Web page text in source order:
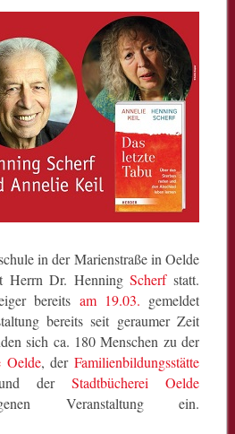
in der Marienstraße in Oelde
Herrn Dr. HenningScherfstatt.
bereitsam 19.03. gemeldet
bereits seit geraumer Zeit
sich ca. 180 Menschen zu der
Oelde, derFamilienbildungsstätte
derStadtbücherei Oelde
Veranstaltung ein.